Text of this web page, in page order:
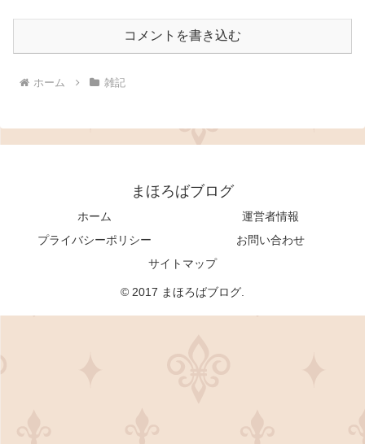
コメントを書き込む
ホーム 雑記
まほろばブログ
ホーム
運営者情報
プライバシーポリシー
お問い合わせ
サイトマップ
© 2017 まほろばブログ.